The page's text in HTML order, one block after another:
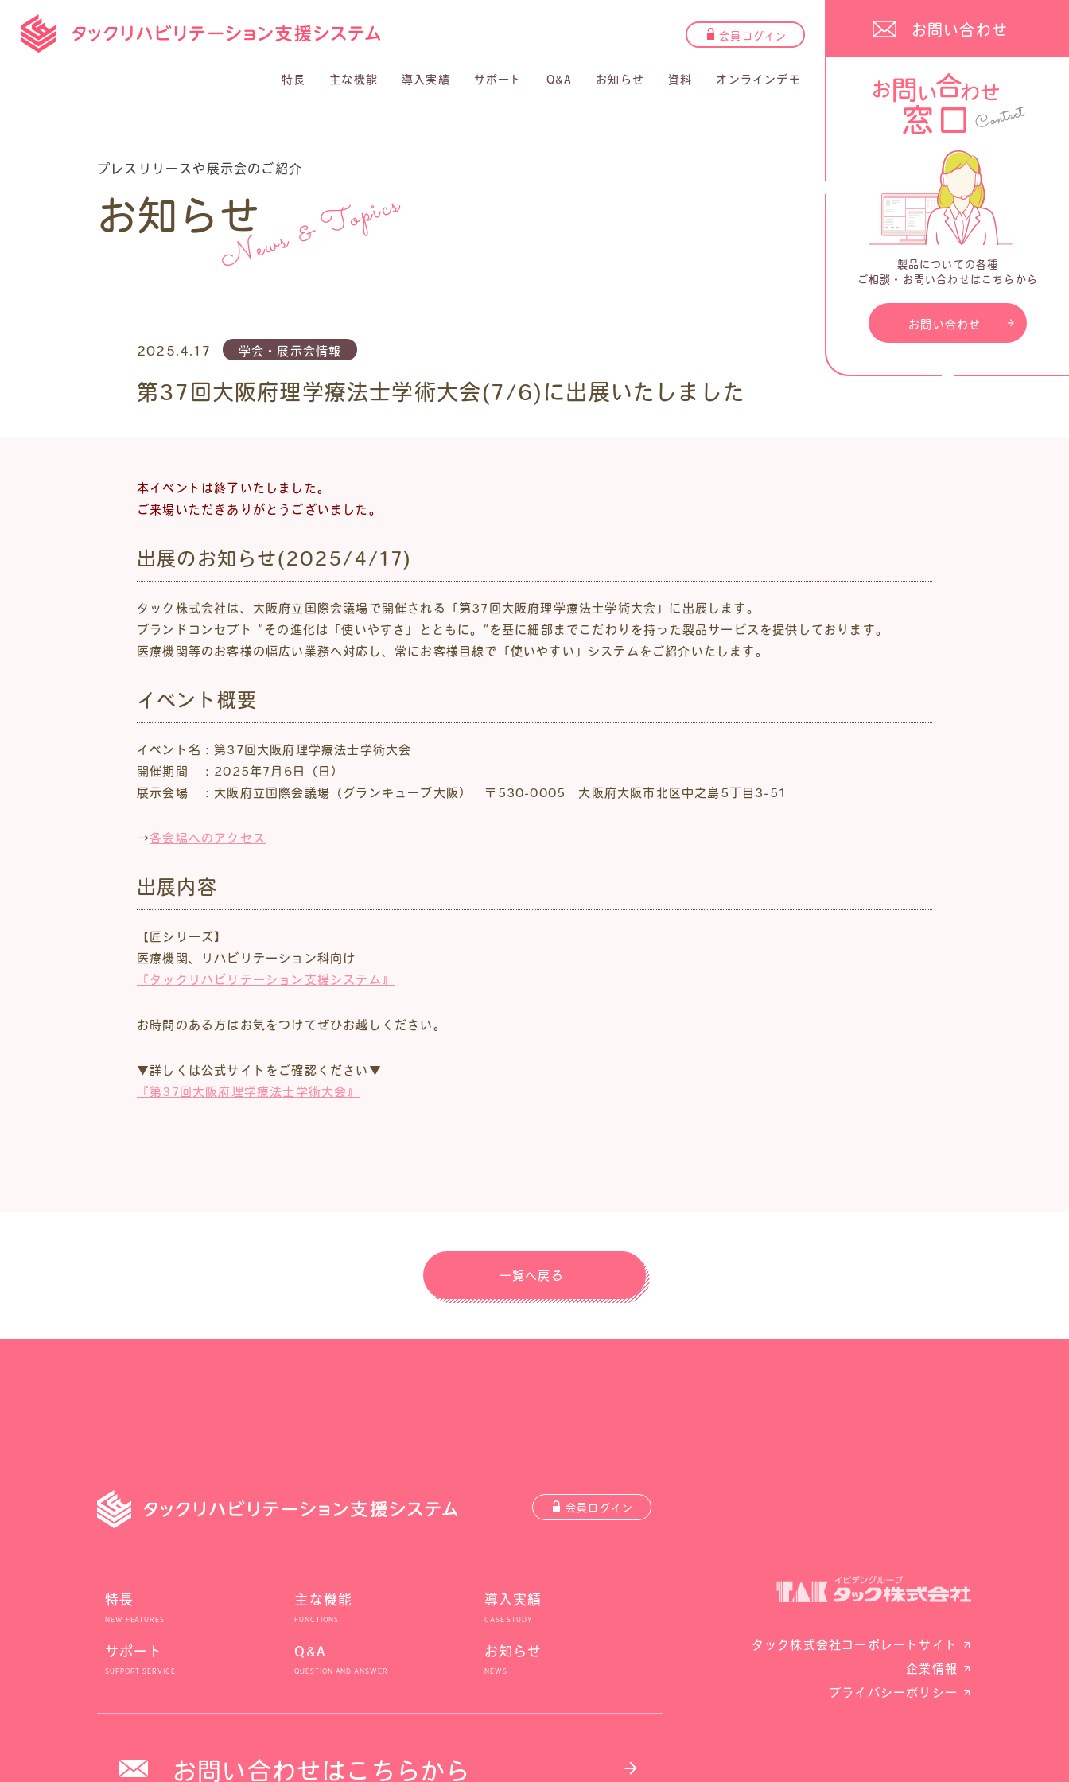
会員ログイン
特長 主な機能 導入実績 サポート Q&A お知らせ 資料 オンラインデモ
お問い合わせ
製品についての各種
ご相談・お問い合わせはこちらから
お問い合わせ
プレスリリースや展示会のご紹介
お知らせNews & Topics
2025.4.17 学会・展示会情報
第37回大阪府理学療法士学術大会(7/6)に出展いたしました
本イベントは終了いたしました。
ご来場いただきありがとうございました。
出展のお知らせ(2025/4/17)
タック株式会社は、大阪府立国際会議場で開催される「第37回大阪府理学療法士学術大会」に出展します。
ブランドコンセプト “その進化は「使いやすさ」とともに。”を基に細部までこだわりを持った製品サービスを提供しております。
医療機関等のお客様の幅広い業務へ対応し、常にお客様目線で「使いやすい」システムをご紹介いたします。
イベント概要
イベント名：第37回大阪府理学療法士学術大会
開催期間 ：2025年7月6日（日）
展示会場 ：大阪府立国際会議場（グランキューブ大阪） 〒530-0005 大阪府大阪市北区中之島5丁目3-51
→各会場へのアクセス
出展内容
【匠シリーズ】
医療機関、リハビリテーション科向け
『タックリハビリテーション支援システム』
お時間のある方はお気をつけてぜひお越しください。
▼詳しくは公式サイトをご確認ください▼
『第37回大阪府理学療法士学術大会』
一覧へ戻る
会員ログイン
特長 主な機能 導入実績
サポート Q&A お知らせ
お問い合わせはこちらから
タック株式会社コーポレートサイト
企業情報
プライバシーポリシー